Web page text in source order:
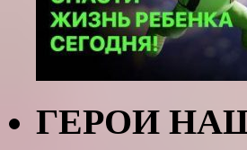
ГЕРОИ